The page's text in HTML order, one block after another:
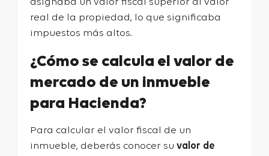
real de la propiedad, lo que significaba
impuestos más altos.
¿Cómo se calcula el valor de
mercado de un inmueble
para Hacienda?
Para calcular el valor fiscal de un
inmueble, deberás conocer su valor de